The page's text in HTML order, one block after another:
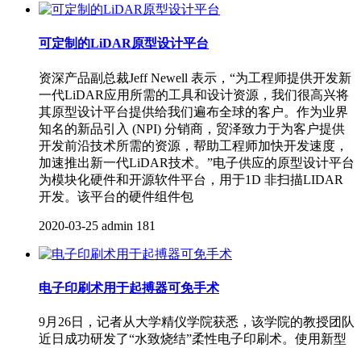
可定制的LiDAR原型设计平台
资深产品副总裁Jeff Newell 表示，“为工程师提供开发新
一代LiDAR应用所需的工具和设计资源，我们很高兴将
其原型设计平台提供给我们遍布全球的客户。作为业界
知名的新品引入 (NPI) 分销商，贸泽致力于为客户提供
开发前沿技术所需的资源，帮助工程师加快开发速度，
加速推出新一代LiDAR技术。”电子供应的原型设计平台
为模块化硬件和开源软件平台，用于1D 非扫描LIDAR
开发。该平台的硬件组件包
2020-03-25 admin 181
电子印刷术用于起搏器可免手术
9月26日，记者从大学精仪学院获悉，该学院的教授团队
近日成功研发了“水致烧结”柔性电子印刷术。使用新型